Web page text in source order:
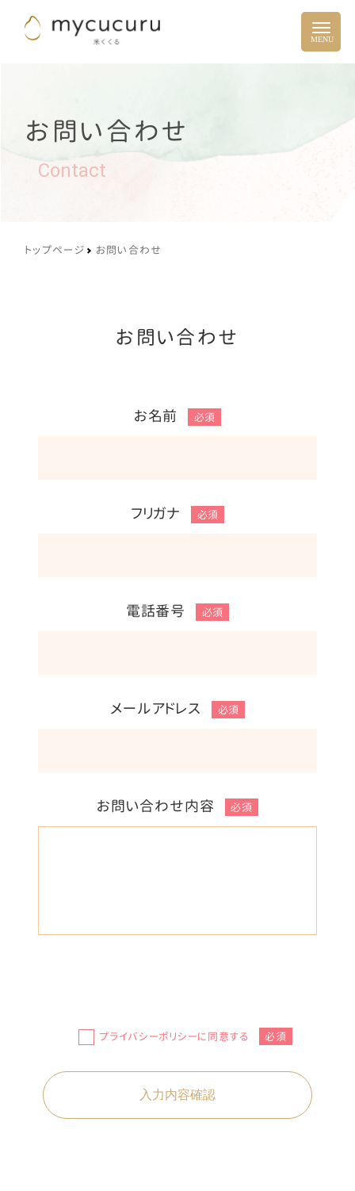
お問い合わせ
Contact
トップページ お問い合わせ
お問い合わせ
お名前 必須
フリガナ 必須
電話番号 必須
メールアドレス 必須
お問い合わせ内容 必須
プライバシーポリシーに同意する 必須
入力内容確認